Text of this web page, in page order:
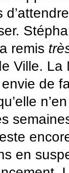
remis
Ville. La
de
en